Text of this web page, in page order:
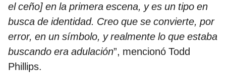
el ceño] en la primera escena, y es un tipo en
busca de identidad. Creo que se convierte, por
error, en un símbolo, y realmente lo que estaba
buscando era adulación”, mencionó Todd
Phillips.